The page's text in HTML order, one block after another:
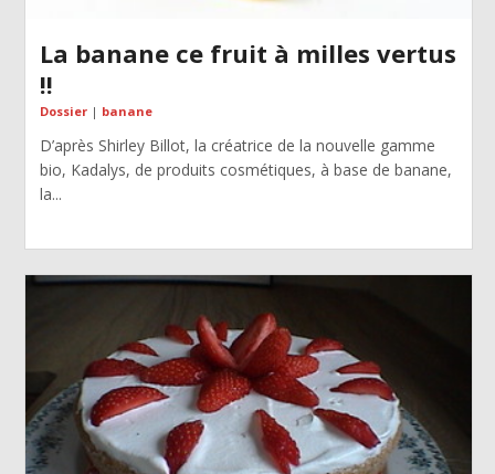
La banane ce fruit à milles vertus
!!
Dossier| banane
D’après Shirley Billot, la créatrice de la nouvelle gamme
bio, Kadalys, de produits cosmétiques, à base de banane,
la...